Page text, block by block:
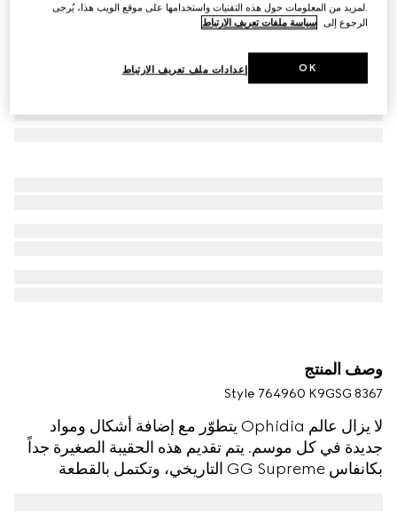
وصف المنتج
Style ‎764960 K9GSG 8367
لا يزال عالم Ophidia يتطوّر مع إضافة أشكال ومواد
جديدة في كل موسم. يتم تقديم هذه الحقيبة الصغيرة جداً
بكانفاس GG Supreme التاريخي، وتكتمل بالقطعة
.لمزيد من المعلومات حول هذه التقنيات واستخدامها على موقع الويب هذا، يُرجى
الرجوع إلى سياسة ملفات تعريف الارتباط
إعدادات ملف تعريف الارتباط OK